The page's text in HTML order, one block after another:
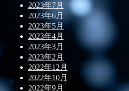
2023年7月
2023年6月
2023年5月
2023年4月
2023年3月
2023年2月
2022年12月
2022年10月
2022年9月